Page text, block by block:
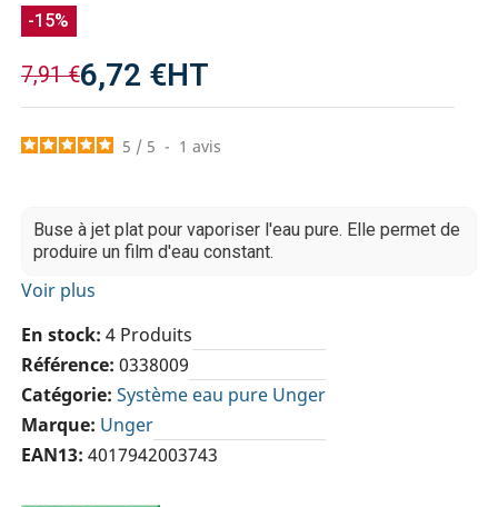
-15%
7,91 €6,72 €HT
5 / 5 - 1 avis
Buse à jet plat pour vaporiser l'eau pure. Elle permet de
produire un film d'eau constant.
Voir plus
En stock 4 Produits
Référence 0338009
Catégorie Système eau pure Unger
Marque Unger
EAN13 4017942003743